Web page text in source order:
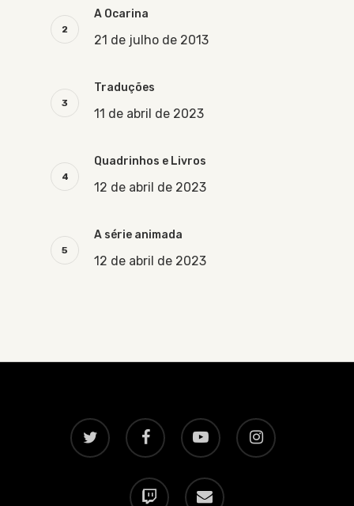
A Ocarina
21 de julho de 2013
Traduções
11 de abril de 2023
Quadrinhos e Livros
12 de abril de 2023
A série animada
12 de abril de 2023
twitter facebook youtube instagram
twitch email